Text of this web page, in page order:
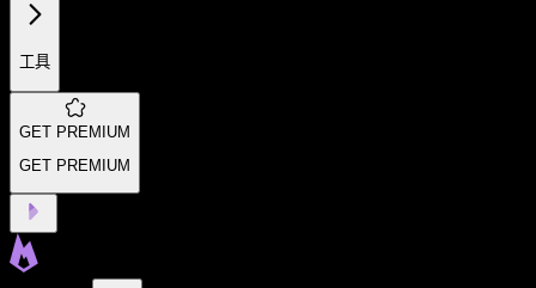
工具
GET PREMIUM
GET PREMIUM